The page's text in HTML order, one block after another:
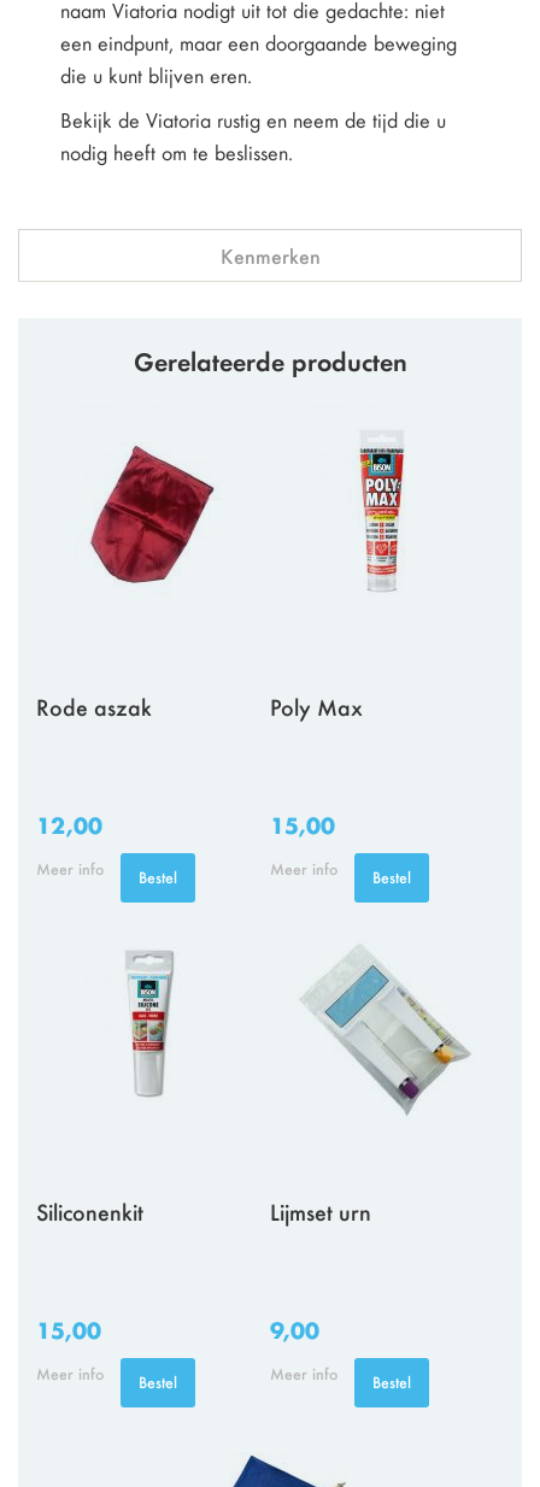
naam Viatoria nodigt uit tot die gedachte: niet
een eindpunt, maar een doorgaande beweging
die u kunt blijven eren.
Bekijk de Viatoria rustig en neem de tijd die u
nodig heeft om te beslissen.
Kenmerken
Gerelateerde producten
Rode aszak
12,00
Meer info Bestel
Poly Max
15,00
Meer info Bestel
Siliconenkit
15,00
Meer info Bestel
Lijmset urn
9,00
Meer info Bestel